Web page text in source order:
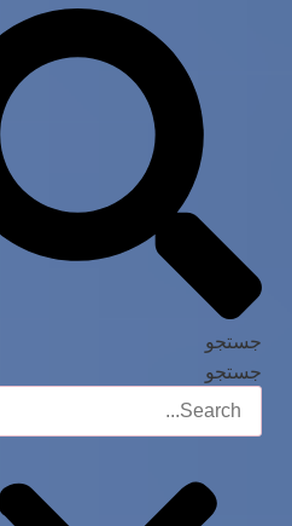
جستجو
جستجو